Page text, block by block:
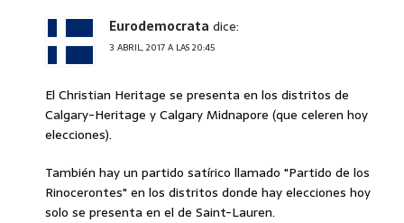
Eurodemocrata dice:
3 ABRIL, 2017 A LAS 20:45
El Christian Heritage se presenta en los distritos de
Calgary-Heritage y Calgary Midnapore (que celeren hoy
elecciones).
También hay un partido satírico llamado "Partido de los
Rinocerontes" en los distritos donde hay elecciones hoy
solo se presenta en el de Saint-Lauren.